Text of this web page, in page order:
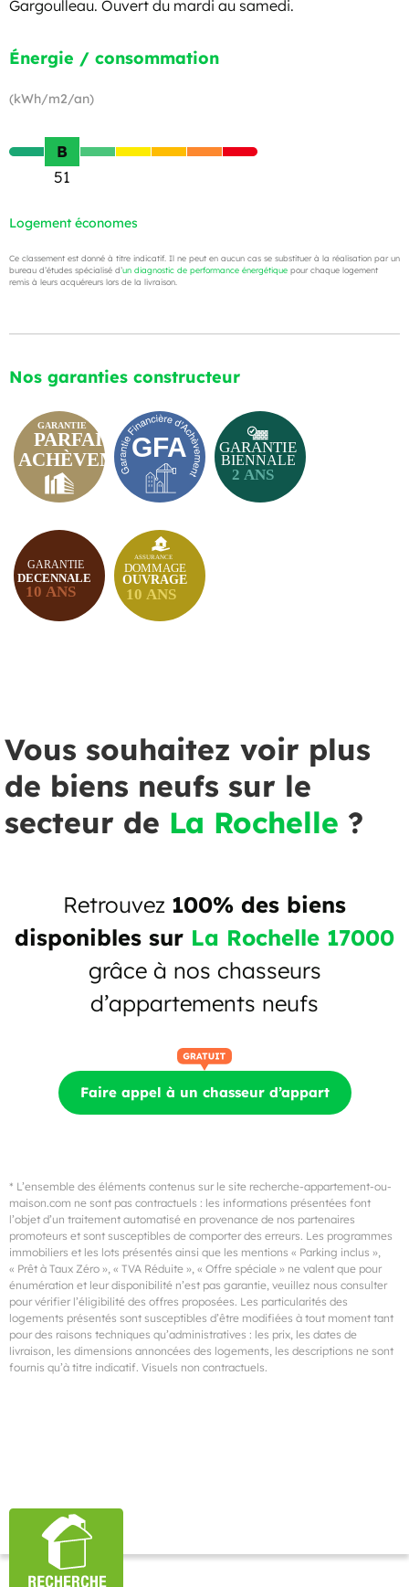
Gargoulleau. Ouvert du mardi au samedi.
Énergie / consommation
(kWh/m2/an)
B
51
Logement économes
Ce classement est donné à titre indicatif. Il ne peut en aucun cas se substituer à la réalisation par un
bureau d’études spécialisé d’un diagnostic de performance énergétique pour chaque logement
remis à leurs acquéreurs lors de la livraison.
Nos garanties constructeur
Vous souhaitez voir plus
de biens neufs sur le
secteur de La Rochelle ?
Retrouvez 100% des biens
disponibles sur La Rochelle 17000
grâce à nos chasseurs
d’appartements neufs
Faire appel à un chasseur d’appart
* L’ensemble des éléments contenus sur le site recherche-appartement-ou-
maison.com ne sont pas contractuels : les informations présentées font
l’objet d’un traitement automatisé en provenance de nos partenaires
promoteurs et sont susceptibles de comporter des erreurs. Les programmes
immobiliers et les lots présentés ainsi que les mentions « Parking inclus »,
« Prêt à Taux Zéro », « TVA Réduite », « Offre spéciale » ne valent que pour
énumération et leur disponibilité n’est pas garantie, veuillez nous consulter
pour vérifier l’éligibilité des offres proposées. Les particularités des
logements présentés sont susceptibles d’être modifiées à tout moment tant
pour des raisons techniques qu’administratives : les prix, les dates de
livraison, les dimensions annoncées des logements, les descriptions ne sont
fournis qu’à titre indicatif. Visuels non contractuels.